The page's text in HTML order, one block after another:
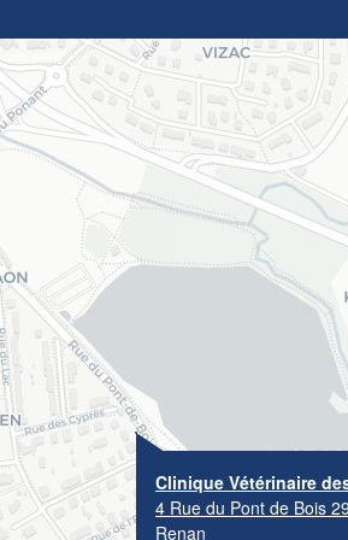
Clinique Vétérinaire
4 Rue du Pont de Bois
Renan